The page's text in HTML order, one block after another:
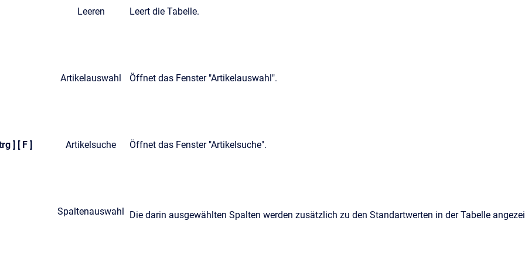
Leeren Leert die Tabelle.
Artikelauswahl Öffnet das Fenster "Artikelauswahl".
] [ F ] Artikelsuche Öffnet das Fenster "Artikelsuche".
Spaltenauswahl Die darin ausgewählten Spalten werden zusätzlich zu den Standartwerten in der Tabelle